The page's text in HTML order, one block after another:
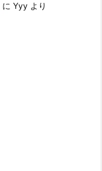
に Yyy より